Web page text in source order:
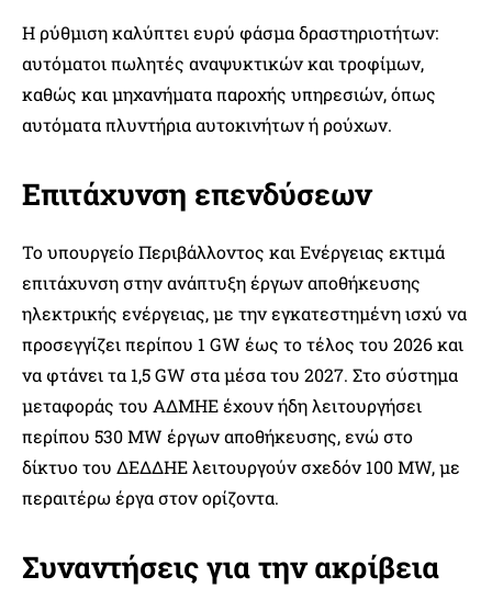
Η ρύθμιση καλύπτει ευρύ φάσμα δραστηριοτήτων:
αυτόματοι πωλητές αναψυκτικών και τροφίμων,
καθώς και μηχανήματα παροχής υπηρεσιών, όπως
αυτόματα πλυντήρια αυτοκινήτων ή ρούχων.
Επιτάχυνση επενδύσεων
Το υπουργείο Περιβάλλοντος και Ενέργειας εκτιμά
επιτάχυνση στην ανάπτυξη έργων αποθήκευσης
ηλεκτρικής ενέργειας, με την εγκατεστημένη ισχύ να
προσεγγίζει περίπου 1 GW έως το τέλος του 2026 και
να φτάνει τα 1,5 GW στα μέσα του 2027. Στο σύστημα
μεταφοράς του ΑΔΜΗΕ έχουν ήδη λειτουργήσει
περίπου 530 MW έργων αποθήκευσης, ενώ στο
δίκτυο του ΔΕΔΔΗΕ λειτουργούν σχεδόν 100 MW, με
περαιτέρω έργα στον ορίζοντα.
Συναντήσεις για την ακρίβεια